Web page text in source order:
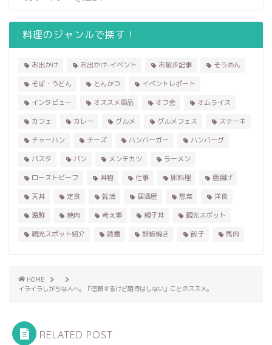
料理のジャンルで探す！
お出かけ お出かけ-イベント お散歩記事
そうめん
そば・うどん
とんかつ
イベントレポート
インタビュー
オススメ商品 オフ会
オムライス
カフェ
カレー グルメ グルメフェス
ステーキ
チャーハン
チーズ ハンバーガー
ハンバーグ
パスタ
パン メンチカツ
ラーメン
ローストビーフ
丼物 仕事 卵料理
唐揚げ
天丼
定食 就活 居酒屋 惣菜
洋食
海鮮
焼肉 考え事 親子丼
観光スポット
観光スポット紹介
読書 鉄板焼き 餃子 馬肉
HOME
イライラしがちな人へ。『信頼するけど期待はしない』ことのススメ。
RELATED POST